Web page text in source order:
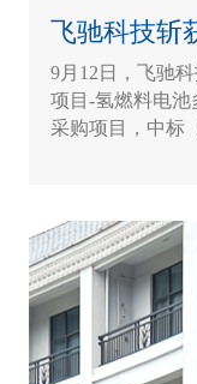
飞驰科技斩
9月12日，飞驰
项目-氢燃料电
采购项目，中标